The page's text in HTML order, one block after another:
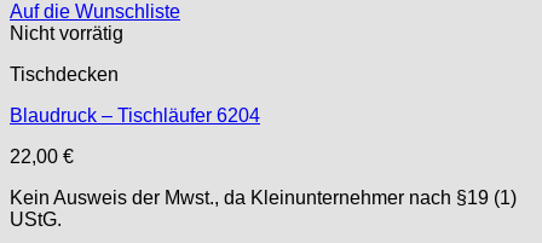
Auf die Wunschliste
Nicht vorrätig
Tischdecken
Blaudruck – Tischläufer 6204
22,00 €
Kein Ausweis der Mwst., da Kleinunternehmer nach §19 (1)
UStG.